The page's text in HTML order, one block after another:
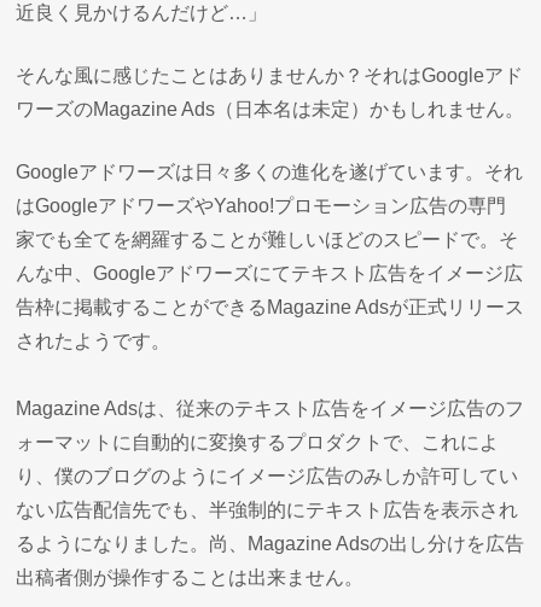
近良く見かけるんだけど…」
そんな風に感じたことはありませんか？それはGoogleアド
ワーズのMagazine Ads（日本名は未定）かもしれません。
Googleアドワーズは日々多くの進化を遂げています。それ
はGoogleアドワーズやYahoo!プロモーション広告の専門
家でも全てを網羅することが難しいほどのスピードで。そ
んな中、Googleアドワーズにてテキスト広告をイメージ広
告枠に掲載することができるMagazine Adsが正式リリース
されたようです。
Magazine Adsは、従来のテキスト広告をイメージ広告のフ
ォーマットに自動的に変換するプロダクトで、これによ
り、僕のブログのようにイメージ広告のみしか許可してい
ない広告配信先でも、半強制的にテキスト広告を表示され
るようになりました。尚、Magazine Adsの出し分けを広告
出稿者側が操作することは出来ません。